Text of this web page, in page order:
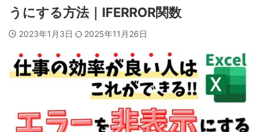
うにする方法｜IFERROR関数
2023年1月3日 2025年11月26日